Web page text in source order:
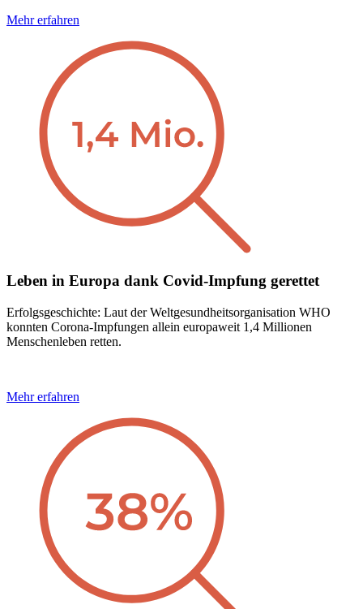
Mehr erfahren
Leben in Europa dank Covid-Impfung gerettet
Erfolgsgeschichte: Laut der Weltgesundheitsorganisation WHO
konnten Corona-Impfungen allein europaweit 1,4 Millionen
Menschenleben retten.
Mehr erfahren